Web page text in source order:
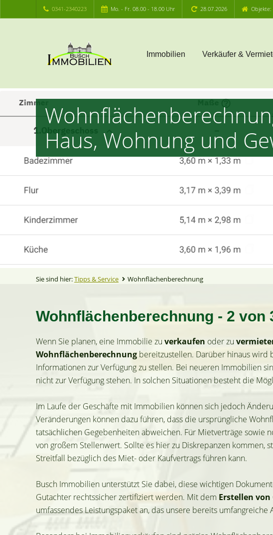
0341-2340223 Mo. - Fr. 08.00 - 18.00 Uhr 28.07.2026 Objekte:
Immobilien Verkäufer &
Haus, Wohnung und
Sie sind hier:Tipps & Service Wohnflächenberechnung
Wohnflächenberechnung - 2 von
Wenn Sie planen, eine Immobilie zu verkaufen oder zu
Wohnflächenberechnung bereitzustellen. Darüber hinaus wird
Informationen zur Verfügung zu stellen. Bei neueren Immobilien
nicht zur Verfügung stehen. In solchen Situationen besteht die
Im Laufe der Geschäfte mit Immobilien können sich jedoch
Veränderungen können dazu führen, dass die ursprüngliche
tatsächlichen Gegebenheiten abweichen. Für Mietverträge sowie
von großem Stellenwert. Sollte es hier zu Diskrepanzen
Streitfall bezüglich des Miet- oder Kaufvertrags führen kann.
Busch Immobilien unterstützt Sie dabei, diese wichtigen
Gutachter rechtssicher zertifiziert werden. Mit dem Erstellen
umfassendes Leistungspaket an, das unsere bereits